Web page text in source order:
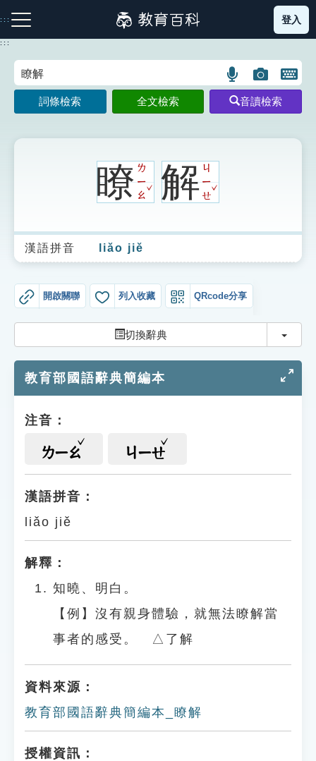
到
主
:::
注音索引圖示 筆畫索引圖示 部首索引表圖示
生字詞彙表
成語故事
索引選單
單字索引
遊戲專區
貓頭鷹博士
登入
:::
語
言
搜
圖
片
搜
開
鍵
圖
詞條檢索 全文檢索 音讀檢索
瞭ㄌ
ㄧ
ㄠ
ˇ解ㄐ
ㄧ
ㄝ
ˇ
漢語拼音 liǎo jiě
開啟關聯 列入收藏 QRcode分享
切換辭典 切換
教育部國語辭典簡編本
注音：
ㄌㄧㄠ ㄐㄧㄝ
漢語拼音：
liǎo jiě
解釋：
知曉、明白。
【例】沒有親身體驗，就無法瞭解當
事者的感受。 △了解
資料來源：
教育部國語辭典簡編本_瞭解
授權資訊：